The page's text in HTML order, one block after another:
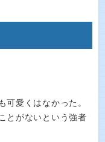
可愛くはなかった。
とがないという強者